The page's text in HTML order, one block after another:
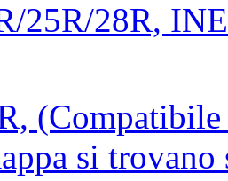
25R/28R,
si trovano